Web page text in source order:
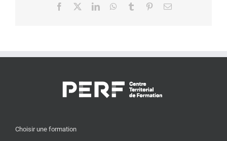
Facebook LinkedInWhatsApp
Tumblr PinterestEmail
Choisir une formation